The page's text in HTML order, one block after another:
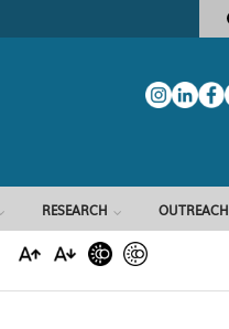
form
RESEARCH OUTREACH